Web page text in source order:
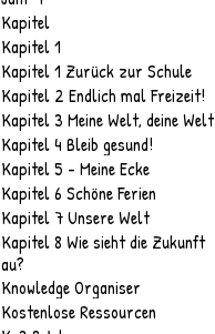
Kapitel
Kapitel 1
Kapitel 1 Zurück zur Schule
Kapitel 2 Endlich mal Freizeit!
Kapitel 3 Meine Welt, deine Welt
Kapitel 4 Bleib gesund!
Kapitel 5 - Meine Ecke
Kapitel 6 Schöne Ferien
Kapitel 7 Unsere Welt
Kapitel 8 Wie sieht die Zukunft
au?
Knowledge Organiser
Kostenlose Ressourcen